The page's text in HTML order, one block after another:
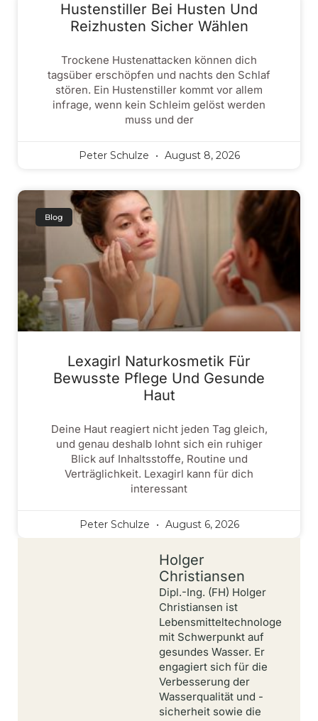
Hustenstiller Bei Husten Und
Reizhusten Sicher Wählen
Trockene Hustenattacken können dich
tagsüber erschöpfen und nachts den Schlaf
stören. Ein Hustenstiller kommt vor allem
infrage, wenn kein Schleim gelöst werden
muss und der
Peter Schulze August 8, 2026
Blog
Lexagirl Naturkosmetik Für
Bewusste Pflege Und Gesunde
Haut
Deine Haut reagiert nicht jeden Tag gleich,
und genau deshalb lohnt sich ein ruhiger
Blick auf Inhaltsstoffe, Routine und
Verträglichkeit. Lexagirl kann für dich
interessant
Peter Schulze August 6, 2026
Holger
Christiansen
Dipl.-Ing. (FH) Holger
Christiansen ist
Lebensmitteltechnologe
mit Schwerpunkt auf
gesundes Wasser. Er
engagiert sich für die
Verbesserung der
Wasserqualität und -
sicherheit sowie die